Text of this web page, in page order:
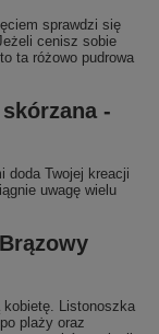
sprawdzi się
cenisz sobie
ta różowo pudrowa
-
doda Twojej kreacji
uwagę wielu
Listonoszka
plaży oraz